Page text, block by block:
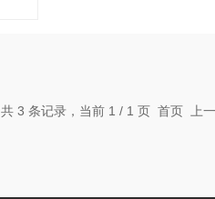
共 3 条记录，当前 1 / 1 页 首页